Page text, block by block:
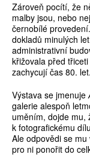
Zároveň pocítí, že
malby jsou, nebo
černobílé
dokladů minulých
administrativní
křižovala před
zachycují čas 80. let.
Výstava se jmenuje
galerie alespoň
uměním, dojde mu,
k fotografickému
Ale odpovědi se
pro ni ponořit do